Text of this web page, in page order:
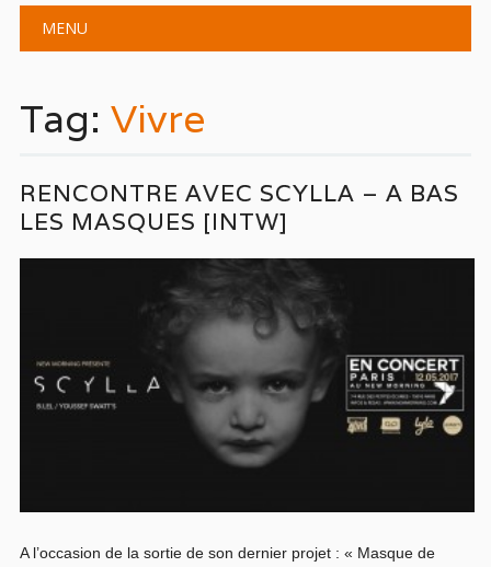
Main menu
MENU
Tag: Vivre
RENCONTRE AVEC SCYLLA – A BAS
LES MASQUES [INTW]
A l’occasion de la sortie de son dernier projet : « Masque de